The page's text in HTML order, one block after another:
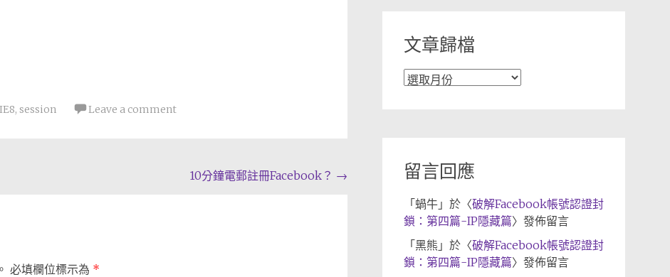
IE8, session Leave a comment
10分鐘電郵註冊Facebook？ →
必填欄位標示為 *
文章歸檔
文
留言回應
「 蝸牛」於〈破解Facebook帳號認證封
鎖：第四篇-IP隱藏篇〉發佈留言
「 黑熊 」於〈破解Facebook帳號認證封
鎖：第四篇-IP隱藏篇〉發佈留言